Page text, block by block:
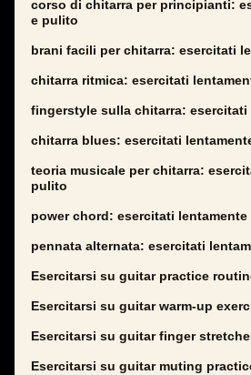
corso di chitarra per principianti:
e pulito
brani facili per chitarra: esercitati
chitarra ritmica: esercitati
fingerstyle sulla chitarra: esercitati
chitarra blues: esercitati
teoria musicale per chitarra:
pulito
power chord: esercitati
pennata alternata: esercitati
Esercitarsi su guitar practice
Esercitarsi su guitar warm-up
Esercitarsi su guitar finger
Esercitarsi su guitar muting